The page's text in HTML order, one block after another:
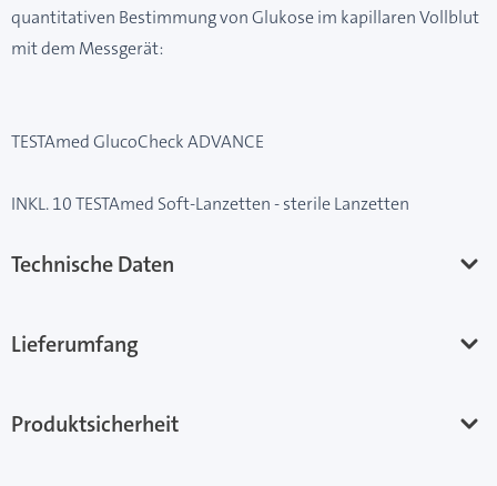
quantitativen Bestimmung von Glukose im kapillaren Vollblut
mit dem Messgerät:
TESTAmed GlucoCheck ADVANCE
INKL. 10 TESTAmed Soft-Lanzetten - sterile Lanzetten
Technische Daten
Lieferumfang
Produktsicherheit